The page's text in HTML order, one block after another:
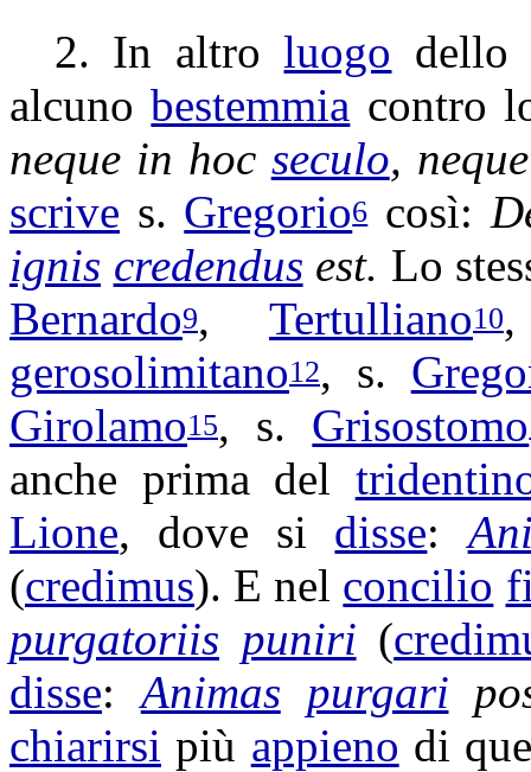
2. In altroluogo dello
alcunobestemmia contro
neque in hoc seculo,
scrive s. Gregorio6così:
ignis credendus est. Lo
Bernardo9, Tertulliano10
gerosolimitano12, s.
Girolamo15, s. Grisostomo
anche prima del
Lione, dove si disse:
(credimus). E nel concilio
purgatoriis puniri (
disse:Animas purgari
chiarirsi più appieno di